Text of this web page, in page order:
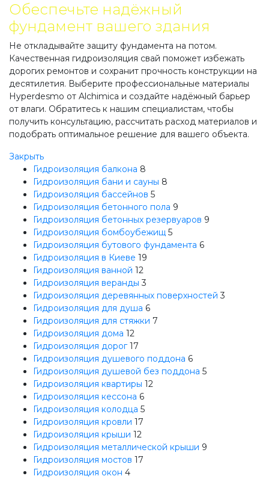
Закрыть
Гидроизоляция балкона 8
Гидроизоляция бани и сауны 8
Гидроизоляция бассейнов 5
Гидроизоляция бетонного пола 9
Гидроизоляция бетонных резервуаров 9
Гидроизоляция бомбоубежищ 5
Гидроизоляция бутового фундамента 6
Гидроизоляция в Киеве 19
Гидроизоляция ванной 12
Гидроизоляция веранды 3
Гидроизоляция деревянных поверхностей 3
Гидроизоляция для душа 6
Гидроизоляция для стяжки 7
Гидроизоляция дома 12
Гидроизоляция дорог 17
Гидроизоляция душевого поддона 6
Гидроизоляция душевой без поддона 5
Гидроизоляция квартиры 12
Гидроизоляция кессона 6
Гидроизоляция колодца 5
Гидроизоляция кровли 17
Гидроизоляция крыши 12
Гидроизоляция металлической крыши 9
Гидроизоляция мостов 17
Гидроизоляция окон 4
Обеспечьте надёжный
фундамент вашего здания
Не откладывайте защиту фундамента на потом.
Качественная гидроизоляция свай поможет избежать
дорогих ремонтов и сохранит прочность конструкции на
десятилетия. Выберите профессиональные материалы
Hyperdesmo от Alchimica и создайте надёжный барьер
от влаги. Обратитесь к нашим специалистам, чтобы
получить консультацию, рассчитать расход материалов и
подобрать оптимальное решение для вашего объекта.